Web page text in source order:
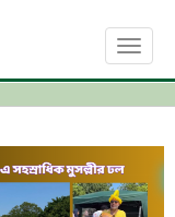
Toggle